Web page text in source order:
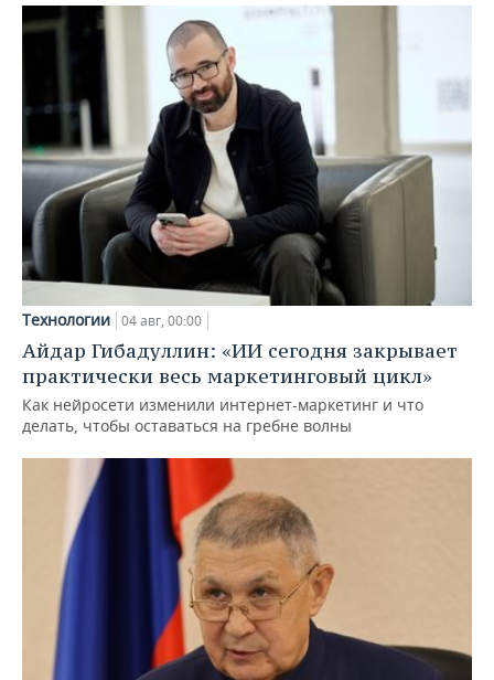
Технологии 04 авг, 00:00
Айдар Гибадуллин: «ИИ сегодня закрывает
практически весь маркетинговый цикл»
Как нейросети изменили интернет-маркетинг и что
делать, чтобы оставаться на гребне волны